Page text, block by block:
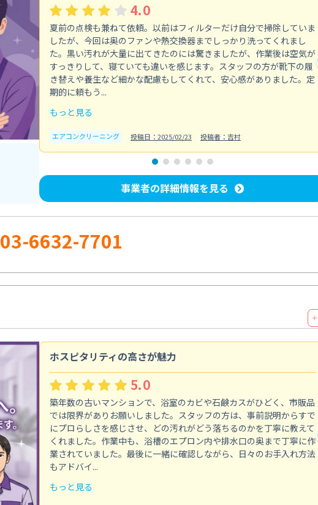
4.0
夏前の点検も兼ねて依頼。以前はフィルターだけ自分で掃除していま
したが、今回は奥のファンや熱交換器までしっかり洗ってくれまし
た。黒い汚れが大量に出てきたのには驚きましたが、作業後は空気が
すっきりして、寝ていても違いを感じます。スタッフの方が靴下の履
き替えや養生など細かな配慮もしてくれて、安心感がありました。定
期的に頼もう...
もっと見る
エアコンクリーニング 投稿日：2025/02/23 投稿者：吉村
事業者の詳細情報を見る
03-6632-7701
＋
ホスピタリティの高さが魅力
5.0
築年数の古いマンションで、浴室のカビや石鹸カスがひどく、市販品
では限界がありお願いしました。スタッフの方は、事前説明からすで
にプロらしさを感じさせ、どの汚れがどう落ちるのかを丁寧に教えて
くれました。作業中も、浴槽のエプロン内や排水口の奥まで丁寧に作
業されていました。最後に一緒に確認しながら、日々のお手入れ方法
もアドバイ...
もっと見る